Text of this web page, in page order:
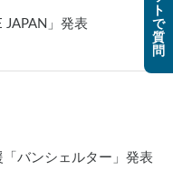
JAPAN」発表
バンシェルター」発表
ト
で
質
問